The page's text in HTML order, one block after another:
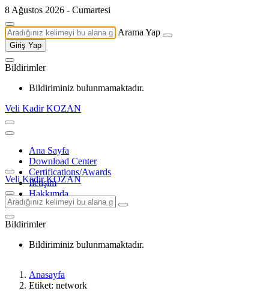
8 Ağustos 2026 - Cumartesi
Arama Yap
Giriş Yap
Bildirimler
Bildiriminiz bulunmamaktadır.
Veli Kadir KOZAN
Ana Sayfa
Download Center
Certifications/Awards
İletişim
Hakkımda
Veli Kadir KOZAN
Bildirimler
Bildiriminiz bulunmamaktadır.
Anasayfa
Etiket: network